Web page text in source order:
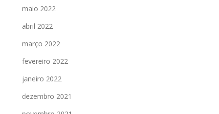
maio 2022
abril 2022
março 2022
fevereiro 2022
janeiro 2022
dezembro 2021